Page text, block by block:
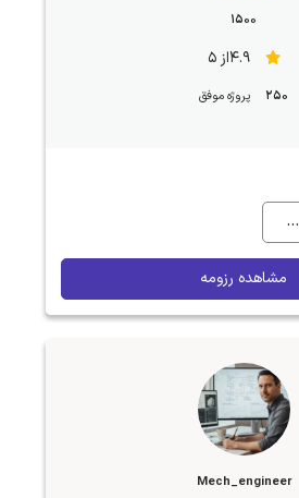
1500
4.9از 5
250 پروژه موفق
...
مشاهده رزومه
Mech_engineer